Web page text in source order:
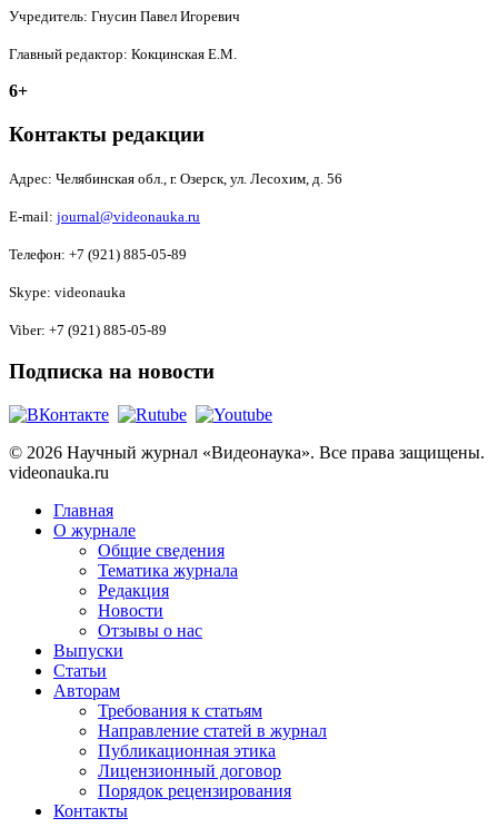
Учредитель: Гнусин Павел Игоревич
Главный редактор: Кокцинская Е.М.
6+
Контакты редакции
Адрес: Челябинская обл., г. Озерск, ул. Лесохим, д. 56
E-mail: journal@videonauka.ru
Телефон: +7 (921) 885-05-89
Skype: videonauka
Viber: +7 (921) 885-05-89
Подписка на новости
© 2026 Научный журнал «Видеонаука». Все права защищены.
videonauka.ru
Главная
О журнале
Общие сведения
Тематика журнала
Редакция
Новости
Отзывы о нас
Выпуски
Статьи
Авторам
Требования к статьям
Направление статей в журнал
Публикационная этика
Лицензионный договор
Порядок рецензирования
Контакты